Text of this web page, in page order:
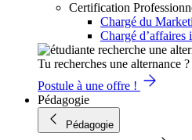
Certification
Chargé du
Chargé d’affaires
Tu recherches une alternance ?
Postule à une offre !
Pédagogie
Pédagogie